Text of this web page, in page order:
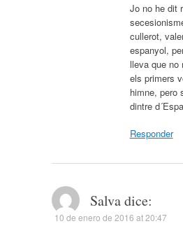
Jo no he dit
cullerot,
espanyol,
lleva que no
els primers
himne, pero
dintre
Responder
Salva dice:
10 de enero de 2016 at 20:47